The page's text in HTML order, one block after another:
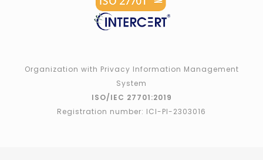
Organization with Privacy Information Management
System
ISO/IEC 27701:2019
Registration number: ICI-PI-2303016